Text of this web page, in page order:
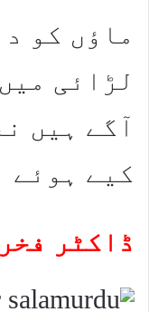
ماؤں کو
لڑائی میں
آگے ہیں
کیے ہوئے
ڈاکٹر